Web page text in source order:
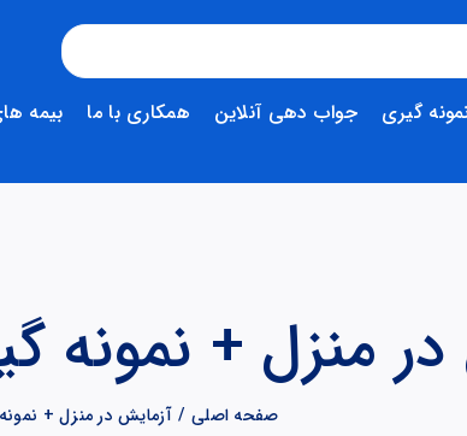
گیری جواب دهی آنلاین همکاری با ما بیمه
منزل + نمونه
صفحه اصلی آزمایش در منزل +